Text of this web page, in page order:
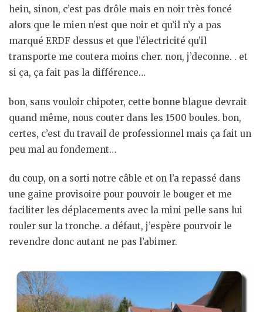
hein, sinon, c’est pas drôle mais en noir très foncé
alors que le mien n’est que noir et qu’il n’y a pas
marqué ERDF dessus et que l’électricité qu’il
transporte me coutera moins cher. non, j’deconne. . et
si ça, ça fait pas la différence…
bon, sans vouloir chipoter, cette bonne blague devrait
quand même, nous couter dans les 1500 boules. bon,
certes, c’est du travail de professionnel mais ça fait un
peu mal au fondement…
du coup, on a sorti notre câble et on l’a repassé dans
une gaine provisoire pour pouvoir le bouger et me
faciliter les déplacements avec la mini pelle sans lui
rouler sur la tronche. a défaut, j’espère pourvoir le
revendre donc autant ne pas l’abimer.